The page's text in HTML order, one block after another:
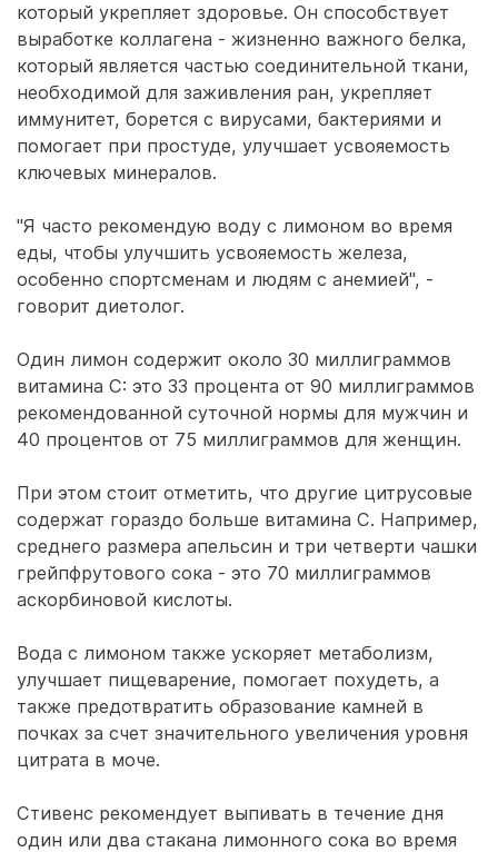
который укрепляет здоровье. Он способствует
выработке коллагена - жизненно важного белка,
который является частью соединительной ткани,
необходимой для заживления ран, укрепляет
иммунитет, борется с вирусами, бактериями и
помогает при простуде, улучшает усвояемость
ключевых минералов.
"Я часто рекомендую воду с лимоном во время
еды, чтобы улучшить усвояемость железа,
особенно спортсменам и людям с анемией", -
говорит диетолог.
Один лимон содержит около 30 миллиграммов
витамина C: это 33 процента от 90 миллиграммов
рекомендованной суточной нормы для мужчин и
40 процентов от 75 миллиграммов для женщин.
При этом стоит отметить, что другие цитрусовые
содержат гораздо больше витамина С. Например,
среднего размера апельсин и три четверти чашки
грейпфрутового сока - это 70 миллиграммов
аскорбиновой кислоты.
Вода с лимоном также ускоряет метаболизм,
улучшает пищеварение, помогает похудеть, а
также предотвратить образование камней в
почках за счет значительного увеличения уровня
цитрата в моче.
Стивенс рекомендует выпивать в течение дня
один или два стакана лимонного сока во время